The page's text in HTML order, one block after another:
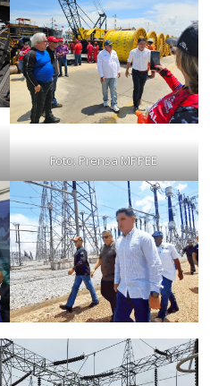
Foto: Prensa MPPEE